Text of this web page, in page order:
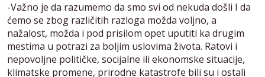
-Važno je da razumemo da smo svi od nekuda došli I da
ćemo se zbog različitih razloga možda voljno, a
nažalost, možda i pod prisilom opet uputiti ka drugim
mestima u potrazi za boljim uslovima života. Ratovi i
nepovoljne političke, socijalne ili ekonomske situacije,
klimatske promene, prirodne katastrofe bili su i ostali